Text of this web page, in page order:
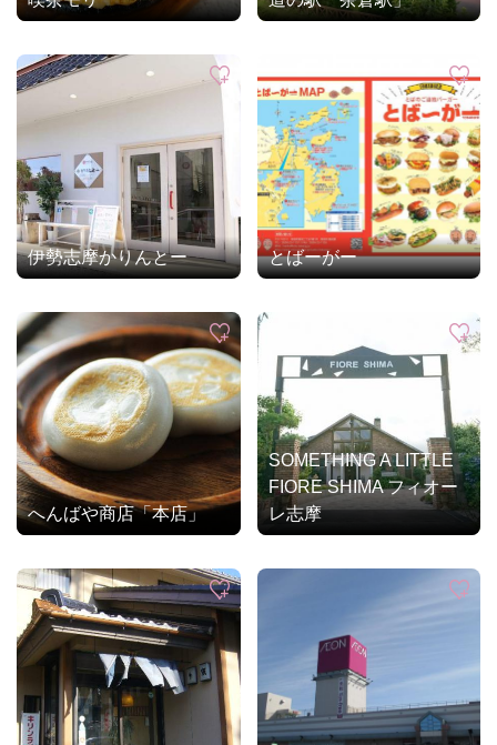
伊勢志摩かりんとー とばーがー
へんばや商店「本店」
SOMETHING A LITTLE
FIORE SHIMA フィオー
レ志摩